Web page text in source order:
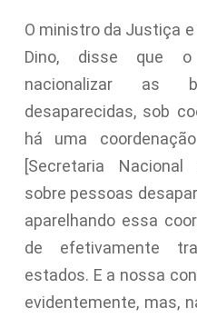
O ministro da Justiça e
Dino, disse que
nacionalizar as
desaparecidas, sob
há uma
[Secretaria
sobre pessoas
aparelhando essa
de efetivamente
estados. E a nossa
evidentemente, mas,